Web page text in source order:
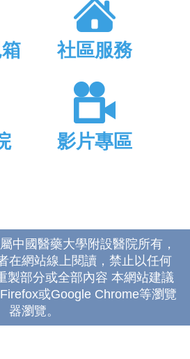
社區服務
影片專區
中國醫藥大學附設醫院所有，
在網站線上閱讀，禁止以任何
製部分或全部內容 本網站建議
或Google Chrome等瀏覽
器瀏覽。